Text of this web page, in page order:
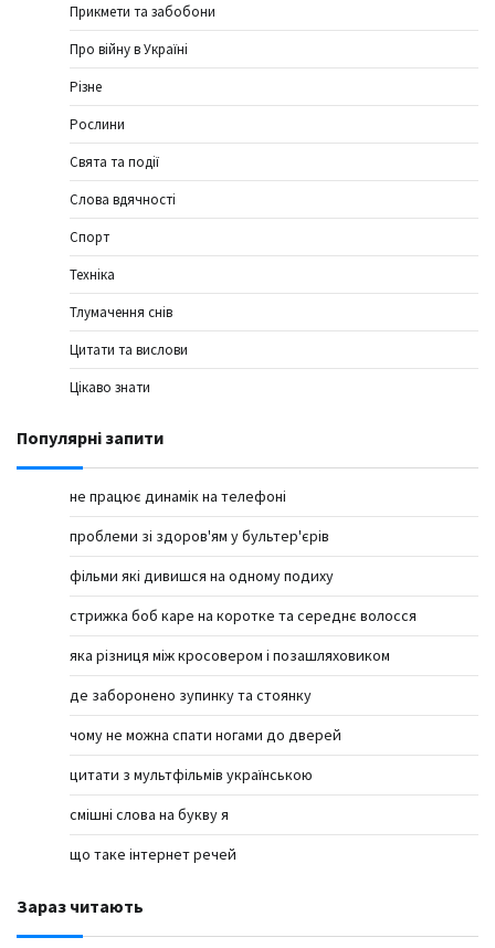
Прикмети та забобони
Про війну в Україні
Різне
Рослини
Свята та події
Слова вдячності
Спорт
Техніка
Тлумачення снів
Цитати та вислови
Цікаво знати
Популярні запити
не працює динамік на телефоні
проблеми зі здоров'ям у бультер'єрів
фільми які дивишся на одному подиху
стрижка боб каре на коротке та середнє волосся
яка різниця між кросовером і позашляховиком
де заборонено зупинку та стоянку
чому не можна спати ногами до дверей
цитати з мультфільмів українською
смішні слова на букву я
що таке інтернет речей
Зараз читають